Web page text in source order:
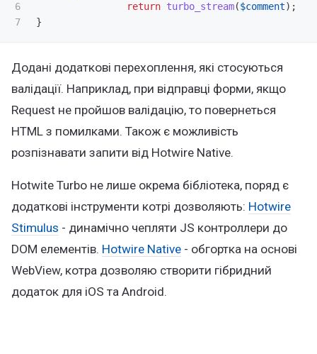
6
return turbo_stream($comment);
}
Додані додаткові перехоплення, які стосуються
валідації. Наприклад, при відправці форми, якщо
Request не пройшов валідацію, то повернеться
HTML з помилками. Також є можливість
розпізнавати запити від Hotwire Native.
Hotwite Turbo не лише окрема бібліотека, поряд є
додаткові інструменти котрі дозволяють: Hotwire
Stimulus - динамічно чепляти JS контроллери до
DOM елементів. Hotwire Native - обгортка на основі
WebView, котра дозволяю створити гібридний
додаток для iOS та Android.